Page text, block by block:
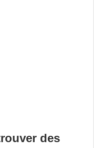
des